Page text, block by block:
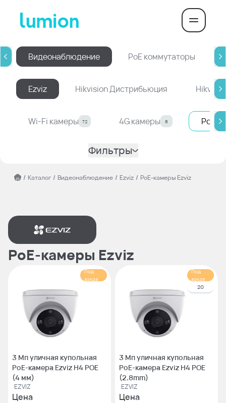
Видеонаблюдение PoE коммутаторы
Ezviz Hikvision Дистрибьюция
Wi-Fi камеры 72 4G камеры 8 PoE-
Фильтры
/ Каталог / Видеонаблюдение / Ezviz / PoE-камеры Ezviz
PoE-камеры Ezviz
Под
заказ
3 Мп уличная купольная
PoE-камера Ezviz H4 POE
(4 мм)
EZVIZ
Цена
Под
заказ
20
3 Мп уличная купольная
PoE-камера Ezviz H4 POE
(2.8mm)
EZVIZ
Цена